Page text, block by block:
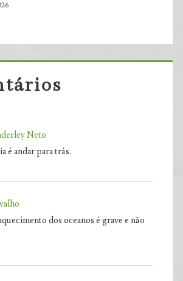
Neto
é andar para trás.
dos oceanos é grave e não